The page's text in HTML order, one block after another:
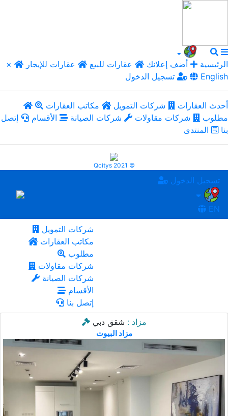
× الرئيسية أضف إعلانك عقارات للبيع
عقارات للإيجار
تسجيل الدخول
English
أحدث العقارات شركات التمويل
مكاتب العقارات
مطلوب
شركات مقاولات شركات الصيانة الأقسام
إتصل
بنا
المنتدى
Qcitys 2021 ©
تسجيل الدخول
EN
شركات التمويل
مكاتب العقارات
مطلوب
شركات مقاولات
شركات الصيانة
الأقسام
إتصل بنا
مزاد : شقق دبي
مزاد البيوت